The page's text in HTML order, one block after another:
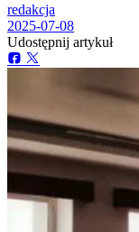
redakcja
2025-07-08
Udostępnij artykuł